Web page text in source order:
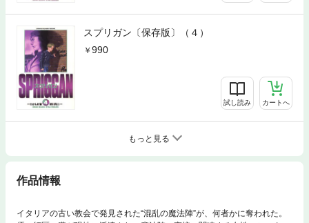
スプリガン〔保存版〕（４）
990
試し読み カートへ
もっと見る
作品情報
イタリアの古い教会で発見された“混乱の魔法陣”が、何者かに奪われた。